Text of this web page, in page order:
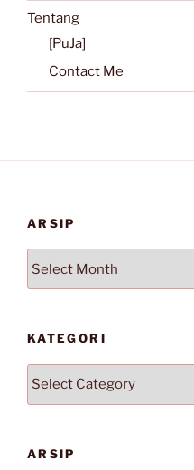
Tentang
[PuJa]
Contact Me
ARSIP
KATEGORI
Kategori
ARSIP